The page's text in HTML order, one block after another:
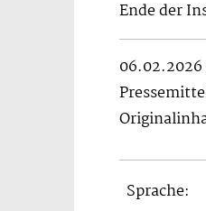
Ende der
Sprache: